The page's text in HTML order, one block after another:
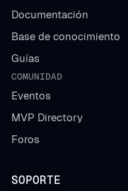
Documentación
Base de conocimiento
Guías
COMUNIDAD
Eventos
MVP Directory
Foros
SOPORTE